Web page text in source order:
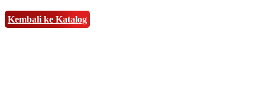
Kembali ke Katalog